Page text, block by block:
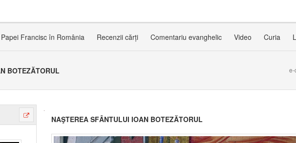
Francisc în România Recenzii cărți Comentariu evanghelic Video Curia
BOTEZĂTORUL e-
NAŞTEREA SFÂNTULUI IOAN BOTEZĂTORUL